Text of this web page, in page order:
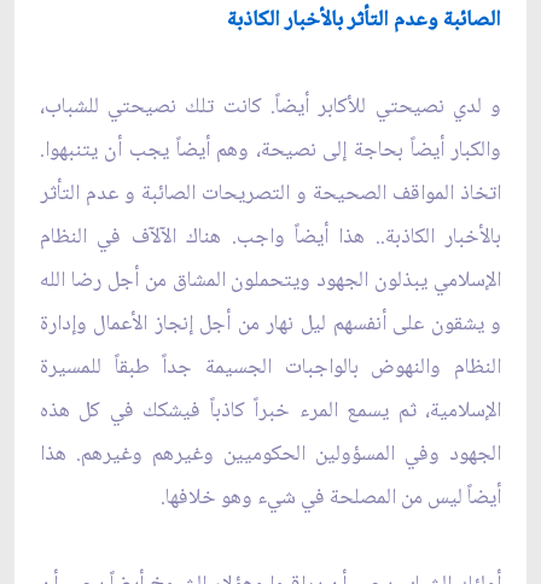
الصائبة وعدم التأثر بالأخبار الكاذبة
و لدي نصيحتي للأكابر أيضاً. كانت تلك نصيحتي للشباب،
والكبار أيضاً بحاجة إلى نصيحة، وهم أيضاً يجب أن يتنبهوا.
اتخاذ المواقف الصحيحة و التصريحات الصائبة و عدم التأثر
بالأخبار الكاذبة.. هذا أيضاً واجب. هناك الآلآف في النظام
الإسلامي يبذلون الجهود ويتحملون المشاق من أجل رضا الله
و يشقون على أنفسهم ليل نهار من أجل إنجاز الأعمال وإدارة‌
النظام والنهوض بالواجبات الجسيمة جداً طبقاً للمسيرة
الإسلامية، ثم يسمع المرء خبراً كاذباً فيشكك في كل هذه
الجهود وفي المسؤولين الحكوميين وغيرهم وغيرهم. هذا
أيضاً ليس من المصلحة في شيء وهو خلافها.